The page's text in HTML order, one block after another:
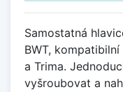
Samostatná
BWT,
a Trima.
vyšroubovat a